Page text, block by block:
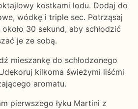
kostkami lodu. Dodaj do
wódkę i triple sec. Potrząsaj
30 sekund, aby schłodzić
je ze sobą.
mieszankę do schłodzonego
kilkoma świeżymi liśćmi
aromatu.
pierwszego łyku Martini z